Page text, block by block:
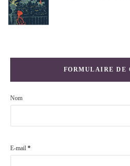
FORMULAIRE DE
Nom
E-mail *